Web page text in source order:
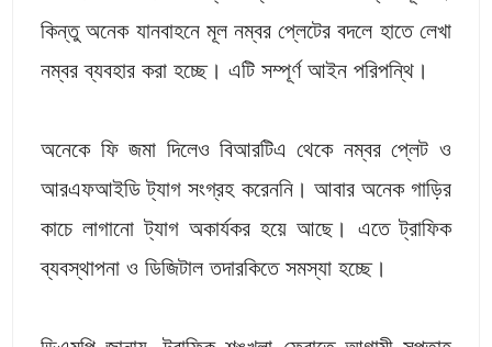
কিন্তু অনেক যানবাহনে মূল নম্বর প্লেটের বদলে হাতে লেখা
নম্বর ব্যবহার করা হচ্ছে। এটি সম্পূর্ণ আইন পরিপন্থি।
অনেকে ফি জমা দিলেও বিআরটিএ থেকে নম্বর প্লেট ও
আরএফআইডি ট্যাগ সংগ্রহ করেননি। আবার অনেক গাড়ির
কাচে লাগানো ট্যাগ অকার্যকর হয়ে আছে। এতে ট্রাফিক
ব্যবস্থাপনা ও ডিজিটাল তদারকিতে সমস্যা হচ্ছে।